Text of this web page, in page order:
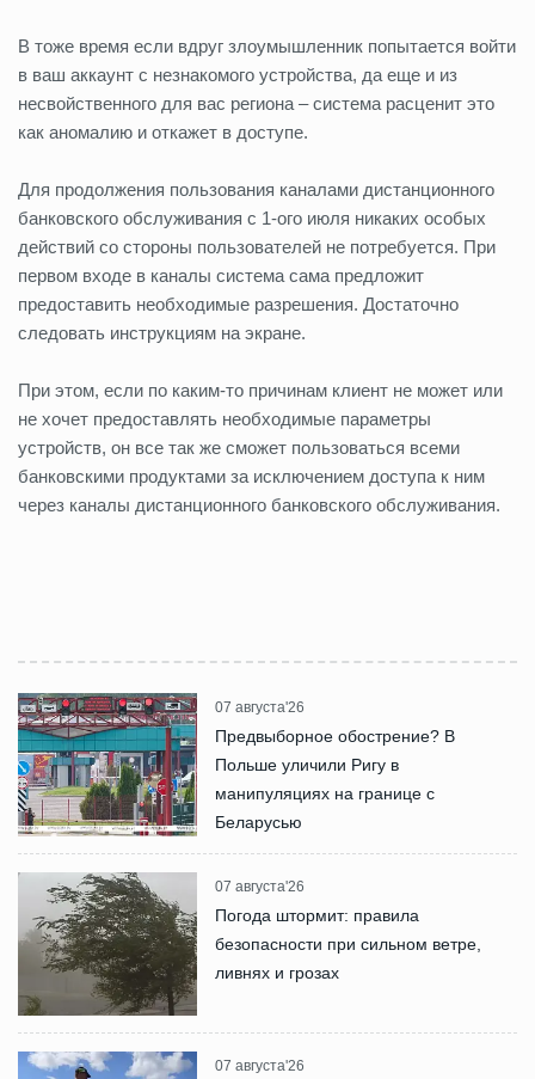
В тоже время если вдруг злоумышленник попытается войти
в ваш аккаунт с незнакомого устройства, да еще и из
несвойственного для вас региона – система расценит это
как аномалию и откажет в доступе.
Для продолжения пользования каналами дистанционного
банковского обслуживания с 1-ого июля никаких особых
действий со стороны пользователей не потребуется. При
первом входе в каналы система сама предложит
предоставить необходимые разрешения. Достаточно
следовать инструкциям на экране.
При этом, если по каким-то причинам клиент не может или
не хочет предоставлять необходимые параметры
устройств, он все так же сможет пользоваться всеми
банковскими продуктами за исключением доступа к ним
через каналы дистанционного банковского обслуживания.
07 августа'26
Предвыборное обострение? В
Польше уличили Ригу в
манипуляциях на границе с
Беларусью
07 августа'26
Погода штормит: правила
безопасности при сильном ветре,
ливнях и грозах
07 августа'26